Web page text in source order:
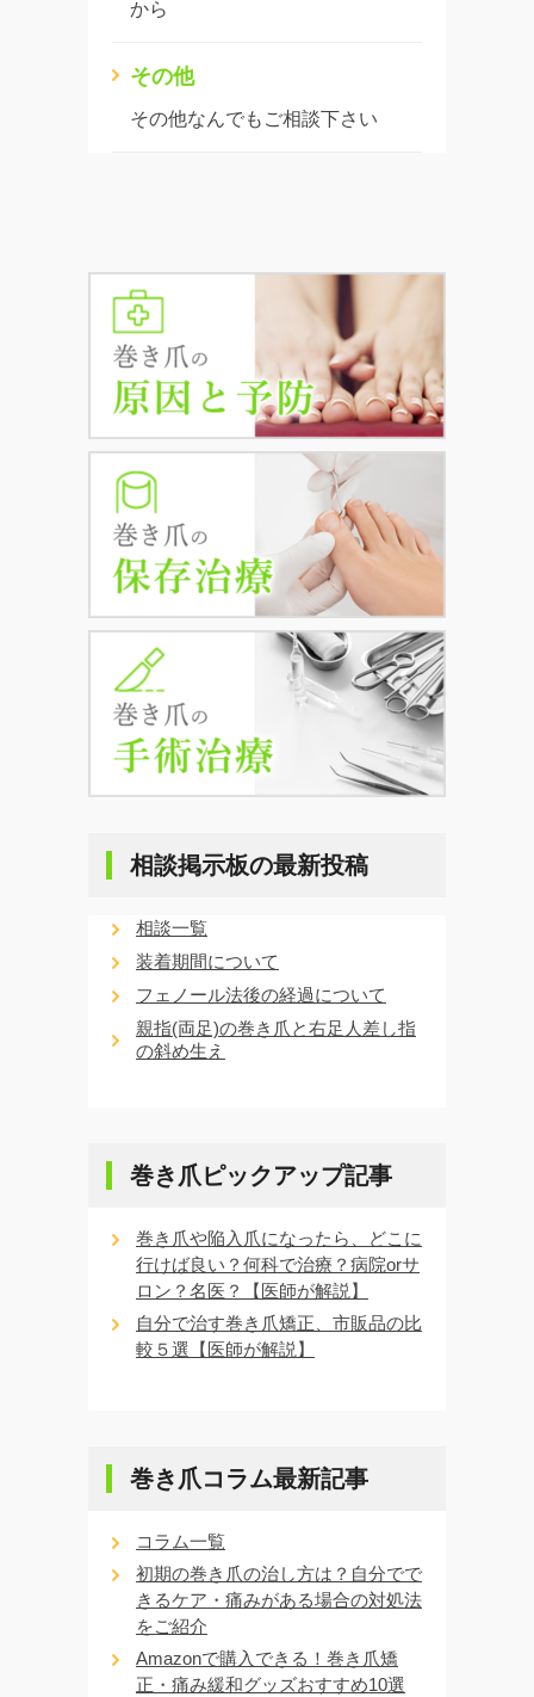
から
その他
その他なんでもご相談下さい
相談掲示板の最新投稿
相談一覧
装着期間について
フェノール法後の経過について
親指(両足)の巻き爪と右足人差し指
の斜め生え
巻き爪ピックアップ記事
巻き爪や陥入爪になったら、どこに
行けば良い？何科で治療？病院orサ
ロン？名医？【医師が解説】
自分で治す巻き爪矯正、市販品の比
較５選【医師が解説】
巻き爪コラム最新記事
コラム一覧
初期の巻き爪の治し方は？自分でで
きるケア・痛みがある場合の対処法
をご紹介
Amazonで購入できる！巻き爪矯
正・痛み緩和グッズおすすめ10選